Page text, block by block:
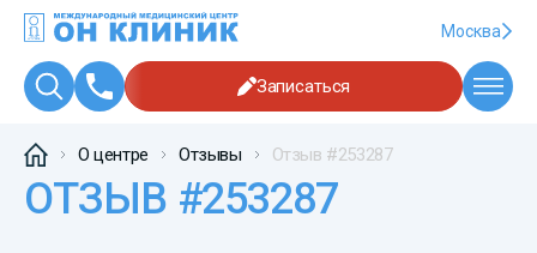
Москва
Записаться
О центре Отзывы Отзыв #253287
ОТЗЫВ #253287